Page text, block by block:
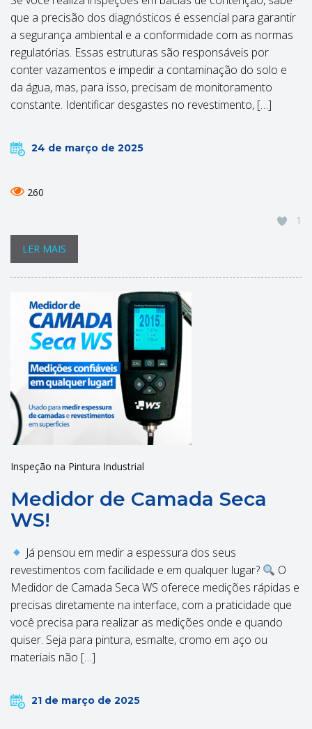
que a precisão dos diagnósticos é essencial para garantir
a segurança ambiental e a conformidade com as normas
regulatórias. Essas estruturas são responsáveis por
conter vazamentos e impedir a contaminação do solo e
da água, mas, para isso, precisam de monitoramento
constante. Identificar desgastes no revestimento, […]
24 de março de 2025
260
1
LER MAIS
Inspeção na Pintura Industrial
Medidor de Camada Seca
WS!
Já pensou em medir a espessura dos seus
revestimentos com facilidade e em qualquer lugar?
O
Medidor de Camada Seca WS oferece medições rápidas e
precisas diretamente na interface, com a praticidade que
você precisa para realizar as medições onde e quando
quiser. Seja para pintura, esmalte, cromo em aço ou
materiais não […]
21 de março de 2025